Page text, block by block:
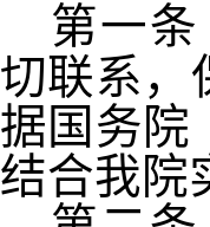
第一条
切联系，
据国务院
结合我院